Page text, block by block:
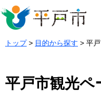
トップ> 目的から探す > 平
平戸市観光ペ